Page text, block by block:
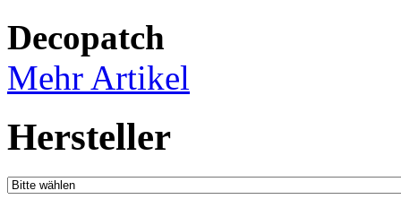
Decopatch
Mehr Artikel
Hersteller